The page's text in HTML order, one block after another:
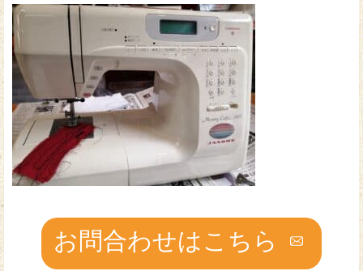
お問合わせはこちら